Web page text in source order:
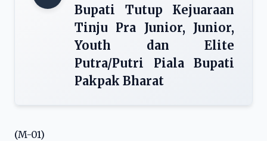
Bupati Tutup Kejuaraan
Tinju Pra Junior, Junior,
Youth dan Elite
Putra/Putri Piala Bupati
Pakpak Bharat
(M-01)